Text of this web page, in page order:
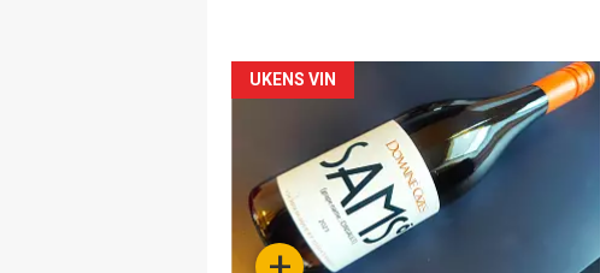
Forsiden
akkurat
nå
-
UKENS VIN